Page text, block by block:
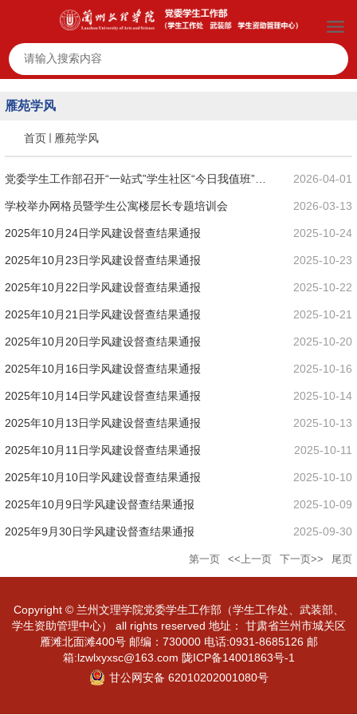
雁苑学风
首页 雁苑学风
党委学生工作部召开“一站式”学生社区“今日我值班”征
求意见会
2026-04-01
学校举办网格员暨学生公寓楼层长专题培训会 2026-03-13
2025年10月24日学风建设督查结果通报 2025-10-24
2025年10月23日学风建设督查结果通报 2025-10-23
2025年10月22日学风建设督查结果通报 2025-10-22
2025年10月21日学风建设督查结果通报 2025-10-21
2025年10月20日学风建设督查结果通报 2025-10-20
2025年10月16日学风建设督查结果通报 2025-10-16
2025年10月14日学风建设督查结果通报 2025-10-14
2025年10月13日学风建设督查结果通报 2025-10-13
2025年10月11日学风建设督查结果通报 2025-10-11
2025年10月10日学风建设督查结果通报 2025-10-10
2025年10月9日学风建设督查结果通报 2025-10-09
2025年9月30日学风建设督查结果通报 2025-09-30
第一页 <<上一页 下一页>> 尾页
Copyright © 兰州文理学院党委学生工作部（学生工作处、武装部、
学生资助管理中心） all rights reserved 地址： 甘肃省兰州市城关区
雁滩北面滩400号 邮编：730000 电话:0931-8685126 邮
箱:lzwlxyxsc@163.com 陇ICP备14001863号-1
甘公网安备 62010202001080号